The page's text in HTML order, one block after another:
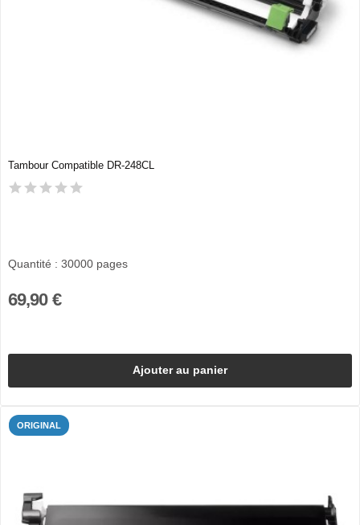
Tambour Compatible DR-248CL
Quantité : 30000 pages
69,90 €
Ajouter au panier
ORIGINAL